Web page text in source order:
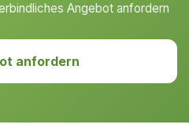
Angebot anfordern
anfordern